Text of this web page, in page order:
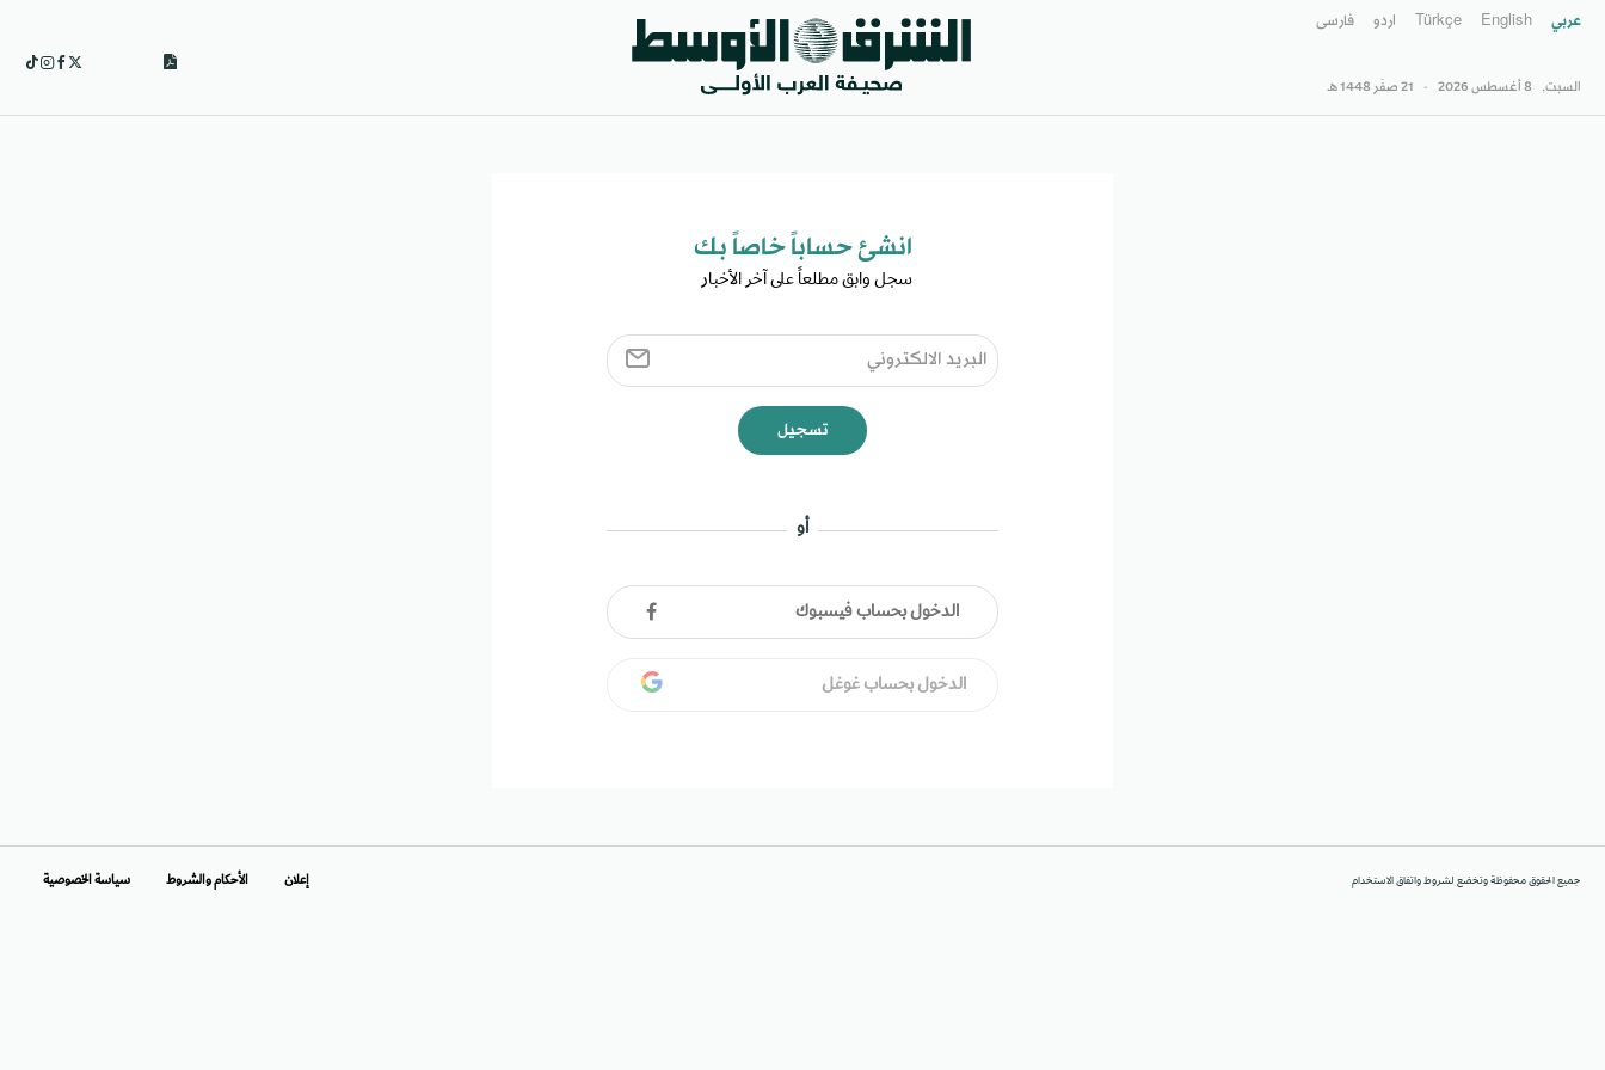
عربي English
Türkçe اردو فارسى
السبت, 8 أغسطس 2026 - 21 صفَر 1448 هـ
انشئ حساباً خاصاً بك​
سجل وابق مطلعاً على آخر الأخبار ​
تسجيل
أو
الدخول بحساب فيسبوك
الدخول بحساب غوغل
جميع الحقوق محفوظة وتخضع لشروط واتفاق الاستخدام إعلان الأحكام والشروط سياسة الخصوصية